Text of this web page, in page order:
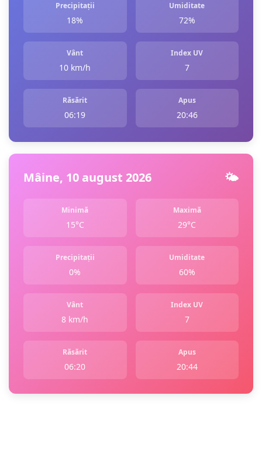
Precipitații
18%
Umiditate
72%
Vânt
10 km/h
Index UV
7
Răsărit
06:19
Apus
20:46
Mâine, 10 august 2026 🌤️
Minimă
15°C
Maximă
29°C
Precipitații
0%
Umiditate
60%
Vânt
8 km/h
Index UV
7
Răsărit
06:20
Apus
20:44